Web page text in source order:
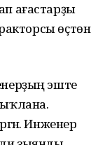
ағастарҙы
өҫтөнә
эште
Инженер